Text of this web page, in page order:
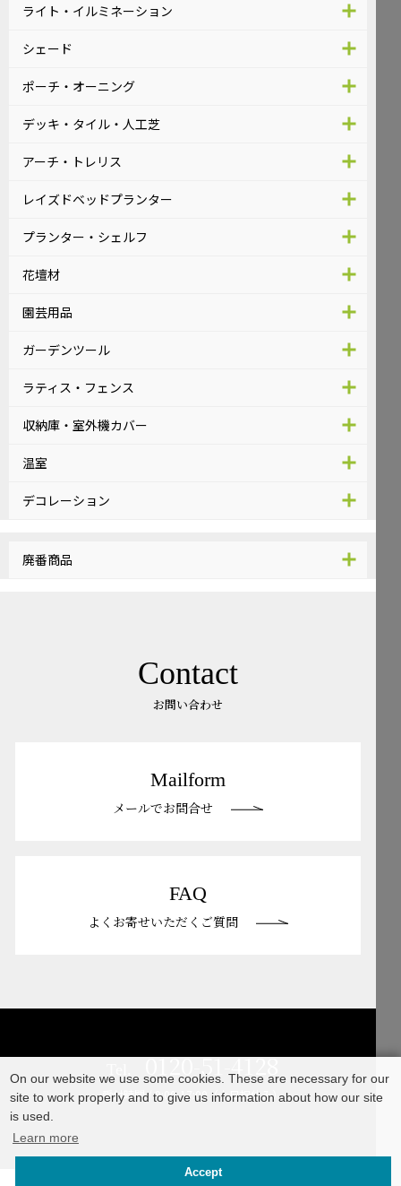
ライト・イルミネーション
シェード
ポーチ・オーニング
デッキ・タイル・人工芝
アーチ・トレリス
レイズドベッドプランター
プランター・シェルフ
花壇材
園芸用品
ガーデンツール
ラティス・フェンス
収納庫・室外機カバー
温室
デコレーション
廃番商品
Contact
お問い合わせ
Mailform
メールでお問合せ
FAQ
よくお寄せいただくご質問
0120-51-4128
受付時間 / 9:00-17:00（土日祝休み）
On our website we use some cookies. These are necessary for our
site to work properly and to give us information about how our site
is used.
Learn more
Accept